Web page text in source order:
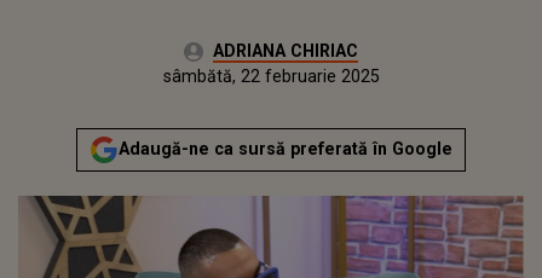
Autor:ADRIANA CHIRIAC
sâmbătă, 22 februarie 2025
Actualizat:
sâmbătă, 22 februarie 2025
Adaugă-ne ca sursă preferată în Google